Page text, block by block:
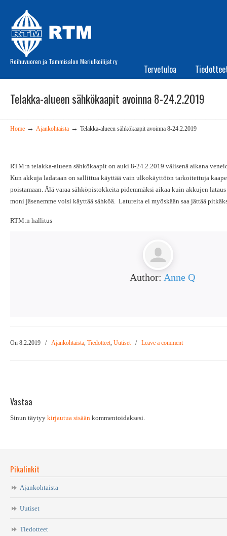
Roihuvuoren ja Tammisalon Meriulkoilijat ry
Tervetuloa
Telakka-alueen sähkökaapit avoinna 8-24.2.2019
Home → Ajankohtaista → Telakka-alueen sähkökaapit avoinna 8-24.2.2019
RTM:n telakka-alueen sähkökaapit on auki 8-24.2.2019 välisenä aikana
Kun akkuja ladataan on sallittua käyttää vain ulkokäyttöön tarkoitettuja
poistamaan. Älä varaa sähköpistokkeita pidemmäksi aikaa kuin akkujen
moni jäsenemme voisi käyttää sähköä. Latureita ei myöskään saa jättää
RTM:n hallitus
Author: Anne Q
On 8.2.2019 / Ajankohtaista, Tiedotteet, Uutiset / Leave a comment
Vastaa
Sinun täytyy kirjautua sisään kommentoidaksesi.
Pikalinkit
Ajankohtaista
Uutiset
Tiedotteet